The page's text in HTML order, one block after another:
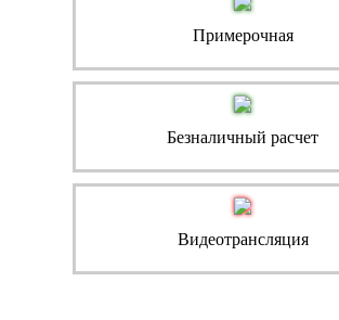
Примерочная
Безналичный расчет
Видеотрансляция